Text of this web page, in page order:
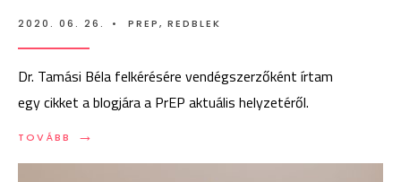
2020. 06. 26. • PREP, REDBLEK
Dr. Tamási Béla felkérésére vendégszerzőként írtam
egy cikket a blogjára a PrEP aktuális helyzetéről.
TOVÁBB →
TOVÁBB: